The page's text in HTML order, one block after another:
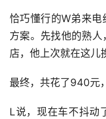
恰巧懂行的W弟来
方案。先找他的熟
店，他上次就在这儿
最终，共花了940元
L说，现在车不抖动